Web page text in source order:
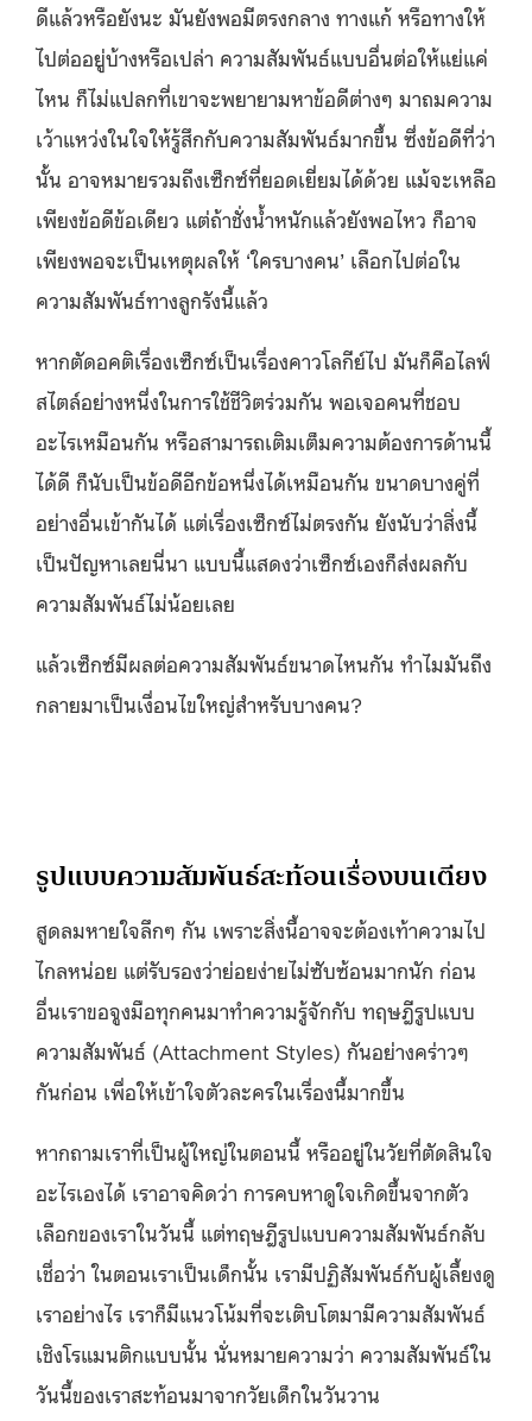
ดีแล้วหรือยังนะ มันยังพอมีตรงกลาง ทางแก้ หรือทางให้
ไปต่ออยู่บ้างหรือเปล่า ความสัมพันธ์แบบอื่นต่อให้แย่แค่
ไหน ก็ไม่แปลกที่เขาจะพยายามหาข้อดีต่างๆ มาถมความ
เว้าแหว่งในใจให้รู้สึกกับความสัมพันธ์มากขึ้น ซึ่งข้อดีที่ว่า
นั้น อาจหมายรวมถึงเซ็กซ์ที่ยอดเยี่ยมได้ด้วย แม้จะเหลือ
เพียงข้อดีข้อเดียว แต่ถ้าชั่งน้ำหนักแล้วยังพอไหว ก็อาจ
เพียงพอจะเป็นเหตุผลให้ ‘ใครบางคน’ เลือกไปต่อใน
ความสัมพันธ์ทางลูกรังนี้แล้ว
หากตัดอคติเรื่องเซ็กซ์เป็นเรื่องคาวโลกีย์ไป มันก็คือไลฟ์
สไตล์อย่างหนึ่งในการใช้ชีวิตร่วมกัน พอเจอคนที่ชอบ
อะไรเหมือนกัน หรือสามารถเติมเต็มความต้องการด้านนี้
ได้ดี ก็นับเป็นข้อดีอีกข้อหนึ่งได้เหมือนกัน ขนาดบางคู่ที่
อย่างอื่นเข้ากันได้ แต่เรื่องเซ็กซ์ไม่ตรงกัน ยังนับว่าสิ่งนี้
เป็นปัญหาเลยนี่นา แบบนี้แสดงว่าเซ็กซ์เองก็ส่งผลกับ
ความสัมพันธ์ไม่น้อยเลย
แล้วเซ็กซ์มีผลต่อความสัมพันธ์ขนาดไหนกัน ทำไมมันถึง
กลายมาเป็นเงื่อนไขใหญ่สำหรับบางคน?
รูปแบบความสัมพันธ์สะท้อนเรื่องบนเตียง
สูดลมหายใจลึกๆ กัน เพราะสิ่งนี้อาจจะต้องเท้าความไป
ไกลหน่อย แต่รับรองว่าย่อยง่ายไม่ซับซ้อนมากนัก ก่อน
อื่นเราขอจูงมือทุกคนมาทำความรู้จักกับ ทฤษฎีรูปแบบ
ความสัมพันธ์ (Attachment Styles) กันอย่างคร่าวๆ
กันก่อน เพื่อให้เข้าใจตัวละครในเรื่องนี้มากขึ้น
หากถามเราที่เป็นผู้ใหญ่ในตอนนี้ หรืออยู่ในวัยที่ตัดสินใจ
อะไรเองได้ เราอาจคิดว่า การคบหาดูใจเกิดขึ้นจากตัว
เลือกของเราในวันนี้ แต่ทฤษฎีรูปแบบความสัมพันธ์กลับ
เชื่อว่า ในตอนเราเป็นเด็กนั้น เรามีปฏิสัมพันธ์กับผู้เลี้ยงดู
เราอย่างไร เราก็มีแนวโน้มที่จะเติบโตมามีความสัมพันธ์
เชิงโรแมนติกแบบนั้น นั่นหมายความว่า ความสัมพันธ์ใน
วันนี้ของเราสะท้อนมาจากวัยเด็กในวันวาน